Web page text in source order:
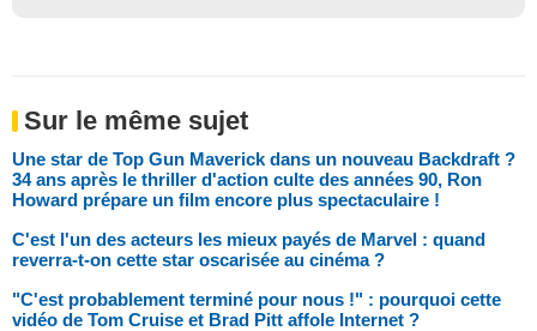
Sur le même sujet
Une star de Top Gun Maverick dans un nouveau Backdraft ?
34 ans après le thriller d'action culte des années 90, Ron
Howard prépare un film encore plus spectaculaire !
C'est l'un des acteurs les mieux payés de Marvel : quand
reverra-t-on cette star oscarisée au cinéma ?
"C'est probablement terminé pour nous !" : pourquoi cette
vidéo de Tom Cruise et Brad Pitt affole Internet ?